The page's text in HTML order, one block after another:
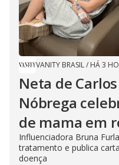
VANITY BRASIL/ HÁ 3
Neta de
Nóbrega
de mama em
Influenciadora Bruna
tratamento e publica
doença